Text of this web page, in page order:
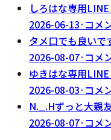
しろはな専用
2026-06-13· コメ
タメ口でも良いで
2026-08-07· コメ
ゆきはな専用LINE
2026-08-03· コメ
N._.Hずっと大親
2026-08-07· コメ